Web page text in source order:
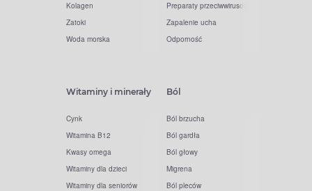
Kolagen
Zatoki
Woda morska
Preparaty przeciwwirusowe
Zapalenie ucha
Odporność
Witaminy i minerały
Cynk
Witamina B12
Kwasy omega
Witaminy dla dzieci
Witaminy dla seniorów
Ból
Ból brzucha
Ból gardła
Ból głowy
Migrena
Ból pleców